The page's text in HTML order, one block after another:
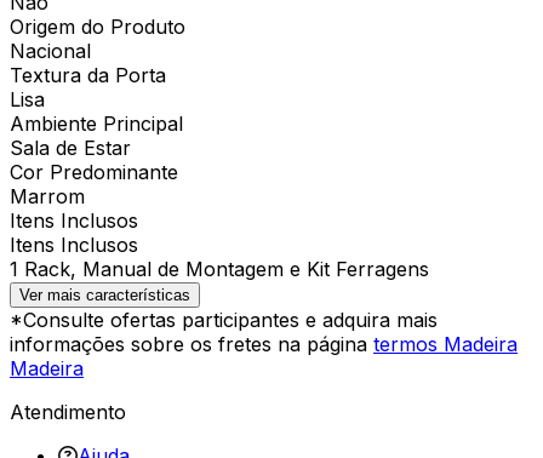
Origem do Produto
Nacional
Textura da Porta
Lisa
Ambiente Principal
Sala de Estar
Cor Predominante
Marrom
Itens Inclusos
Itens Inclusos
1 Rack, Manual de Montagem e Kit Ferragens
Ver mais características
*Consulte ofertas participantes e adquira mais
informações sobre os fretes na página termos Madeira
Madeira
Atendimento